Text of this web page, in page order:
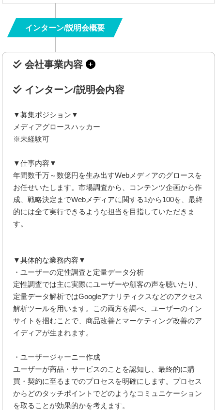
インターン/説明会概要
会社事業内容
インターン/説明会内容
▼募集ポジション▼
メディアグロースハッカー
※未経験可
▼仕事内容▼
年間数千万～数億円を生み出すWebメディアのグロースを
お任せいたします。市場調査から、コンテンツ企画から作
成、戦略決定までWebメディアに関する1から100を、最終
的には全て実行できるような担当を目指していただきま
す。
▼具体的な業務内容▼
・ユーザーの定性調査と定量データ分析
定性調査では主に実際にユーザーや顧客の声を聴いたり、
定量データ解析ではGoogleアナリティクスなどのアクセス
解析ツールを用います。この両方を調べ、ユーザーのイン
サイトを掴むことで、商品改善とマーケティング改善のア
イディアが生まれます。
・ユーザージャーニー作成
ユーザーが商品・サービスのことを認知し、最終的に購
買・契約に至るまでのプロセスを明確にします。プロセス
からどのタッチポイントでどのようなコミュニケーション
を取ることが効果的かを考えます。